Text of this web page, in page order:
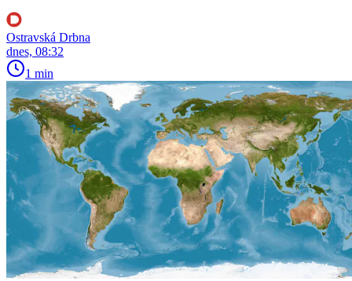
Ostravská Drbna
dnes, 08:32
1 min